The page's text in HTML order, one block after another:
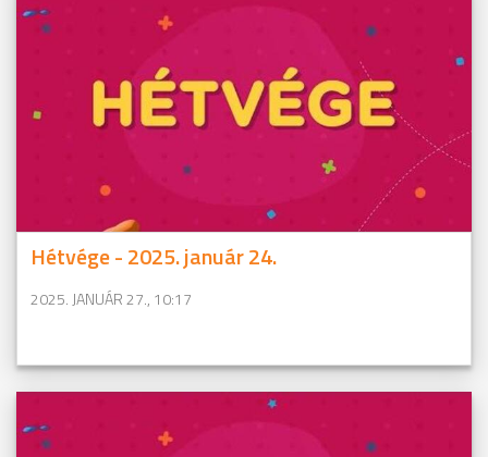
Hétvége - 2025. január 24.
2025. JANUÁR 27., 10:17